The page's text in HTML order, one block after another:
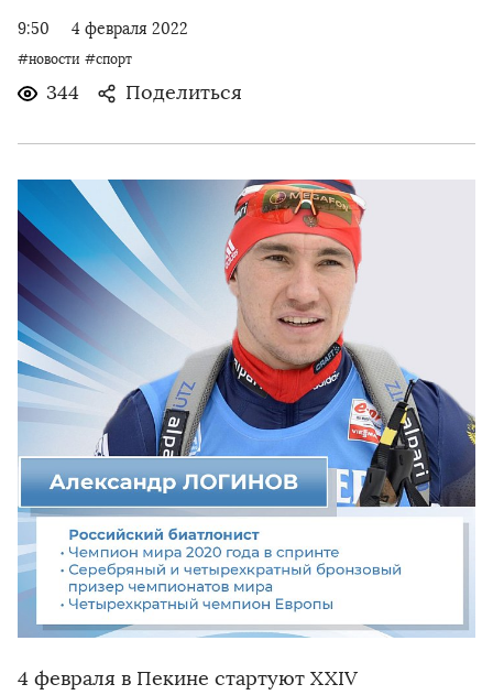
9:50 4 февраля 2022
#новости #спорт
344 Поделиться
4 февраля в Пекине стартуют XXIV